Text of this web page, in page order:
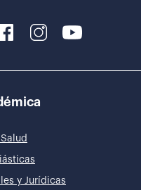
y Jurídicas